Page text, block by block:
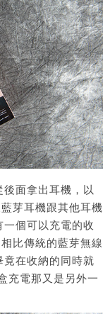
面拿出耳機，以
芽耳機跟其他耳機
個可以充電的收
比傳統的藍芽無線
在收納的同時就
充電那又是另外一